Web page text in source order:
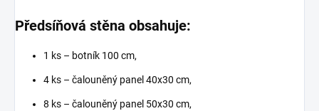
Předsíňová stěna obsahuje:
1 ks – botník 100 cm,
4 ks – čalouněný panel 40x30 cm,
8 ks – čalouněný panel 50x30 cm,